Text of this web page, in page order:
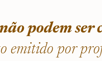
podem ser
emitido por